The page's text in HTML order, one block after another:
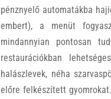
pénznyelő automatákba
embert), a menüt
mindannyian pontosan
restaurációkban
halászlevek, néha
előre felkészített